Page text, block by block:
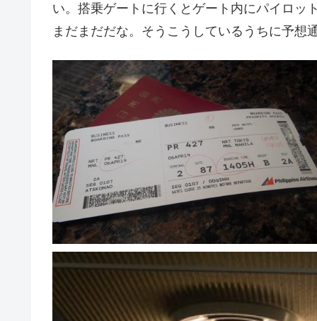
い。搭乗ゲートに行くとゲート内にパイロッ
まだまだだな。そうこうしているうちに予